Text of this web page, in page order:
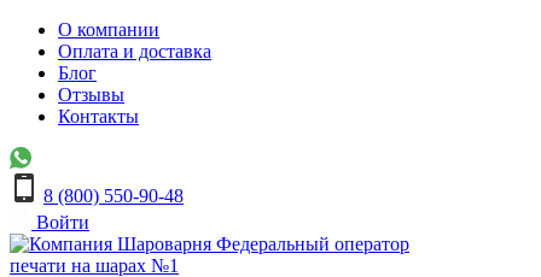
О компании
Оплата и доставка
Блог
Отзывы
Контакты
8 (800) 550-90-48
Войти
Федеральный оператор
печати на шарах №1